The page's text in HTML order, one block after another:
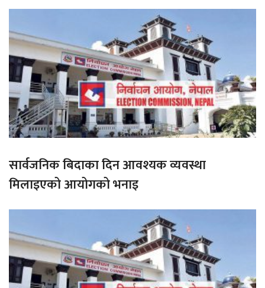
सार्वजनिक बिदाका दिन आवश्यक व्यवस्था
मिलाइएको आयोगको भनाइ